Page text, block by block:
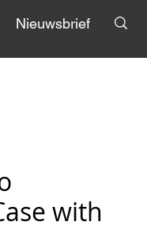
ons
Nieuwsbrief
with